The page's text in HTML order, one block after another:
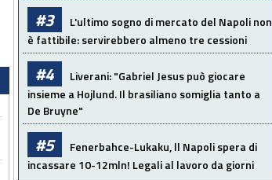
#3
L'ultimo sogno di mercato del Napoli non
è fattibile: servirebbero almeno tre cessioni
#4
Liverani: "Gabriel Jesus può giocare
insieme a Hojlund. Il brasiliano somiglia tanto a
De Bruyne"
#5
Fenerbahce-Lukaku, ll Napoli spera di
incassare 10-12mln! Legali al lavoro da giorni